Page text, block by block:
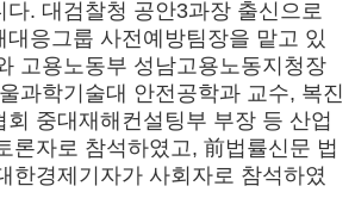
다. 대검찰청 공안3과장 출신으로
대응그룹 사전예방팀장을 맡고 있
고용노동부 성남고용노동지청장
과학기술대 안전공학과 교수, 복진
중대재해컨설팅부 부장 등 산업
론자로 참석하였고, 前법률신문 법
한경제기자가 사회자로 참석하였